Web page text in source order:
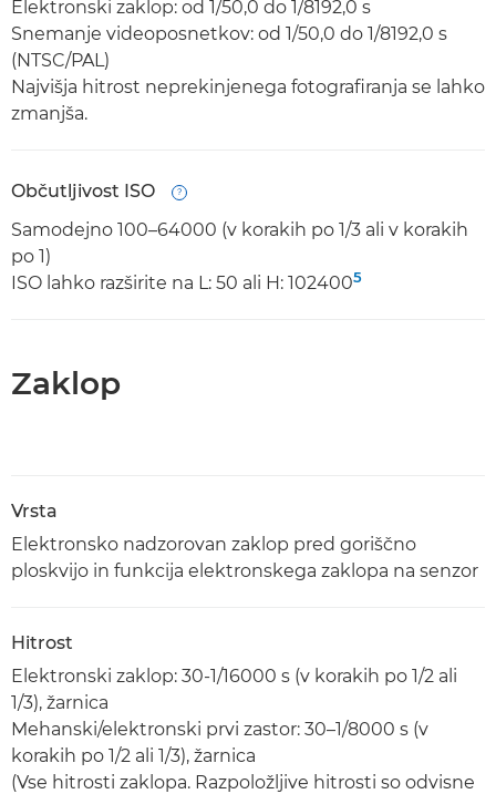
Elektronski zaklop: od 1/50,0 do 1/8192,0 s
Snemanje videoposnetkov: od 1/50,0 do 1/8192,0 s
(NTSC/PAL)
Najvišja hitrost neprekinjenega fotografiranja se lahko
zmanjša.
Občutljivost ISO
Open
Samodejno 100–64000 (v korakih po 1/3 ali v korakih
po 1)
ISO lahko razširite na L: 50 ali H: 1024005
Zaklop
Vrsta
Elektronsko nadzorovan zaklop pred goriščno
ploskvijo in funkcija elektronskega zaklopa na senzor
Hitrost
Elektronski zaklop: 30-1/16000 s (v korakih po 1/2 ali
1/3), žarnica
Mehanski/elektronski prvi zastor: 30–1/8000 s (v
korakih po 1/2 ali 1/3), žarnica
(Vse hitrosti zaklopa. Razpoložljive hitrosti so odvisne